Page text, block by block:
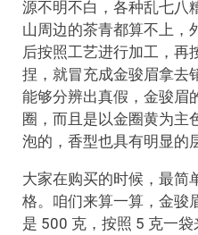
源不明不白，各种乱七八
山周边的茶青都算不上，
后按照工艺进行加工，再
捏，就冒充成金骏眉拿去
能够分辨出真假，金骏眉
圈，而且是以金圈黄为主
泡的，香型也具有明显的
大家在购买的时候，最简
格。咱们来算一算，金骏
是 500 克，按照 5 克一